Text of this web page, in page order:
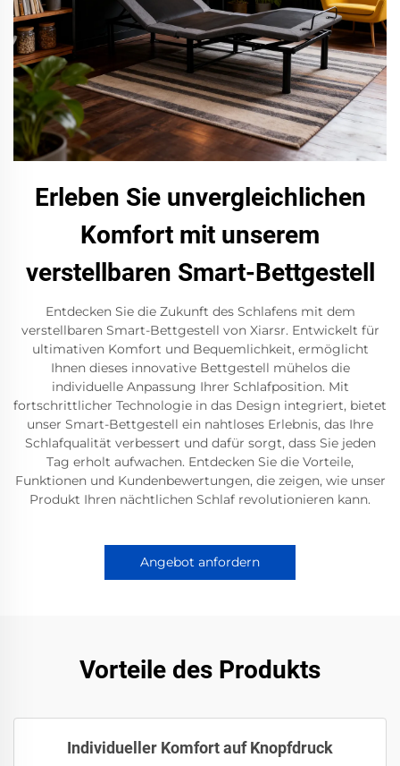
Erleben Sie unvergleichlichen
Komfort mit unserem
verstellbaren Smart-Bettgestell
Entdecken Sie die Zukunft des Schlafens mit dem
verstellbaren Smart-Bettgestell von Xiarsr. Entwickelt für
ultimativen Komfort und Bequemlichkeit, ermöglicht
Ihnen dieses innovative Bettgestell mühelos die
individuelle Anpassung Ihrer Schlafposition. Mit
fortschrittlicher Technologie in das Design integriert, bietet
unser Smart-Bettgestell ein nahtloses Erlebnis, das Ihre
Schlafqualität verbessert und dafür sorgt, dass Sie jeden
Tag erholt aufwachen. Entdecken Sie die Vorteile,
Funktionen und Kundenbewertungen, die zeigen, wie unser
Produkt Ihren nächtlichen Schlaf revolutionieren kann.
Angebot anfordern
Vorteile des Produkts
Individueller Komfort auf Knopfdruck